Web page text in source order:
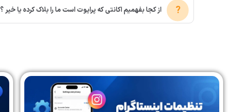
از کجا بفهمیم اکانتی که پرایوت است ما را بلاک کرده یا خیر ؟